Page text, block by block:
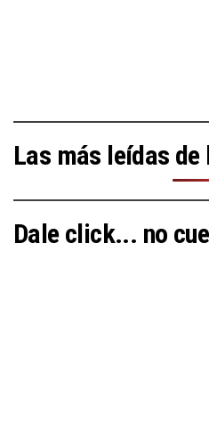
Las más leídas de
Dale click... no